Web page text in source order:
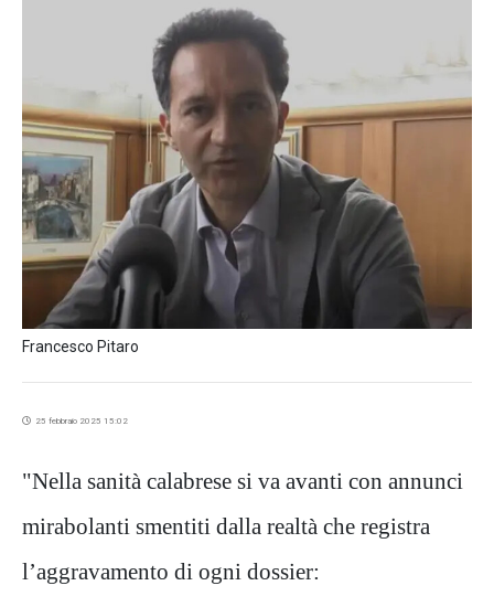
Francesco Pitaro
25 febbraio 2025 15:02
"Nella sanità calabrese si va avanti con annunci
mirabolanti smentiti dalla realtà che registra
l’aggravamento di ogni dossier: